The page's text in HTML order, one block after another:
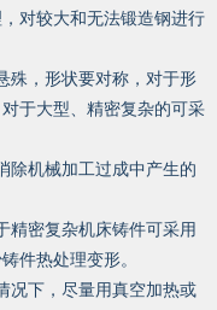
对较大和无法锻造钢进行
殊，形状要对称，对于形
于大型、精密复杂的可采
除机械加工过成中产生的
精密复杂机床铸件可采用
铸件热处理变形。
况下，尽量用真空加热或